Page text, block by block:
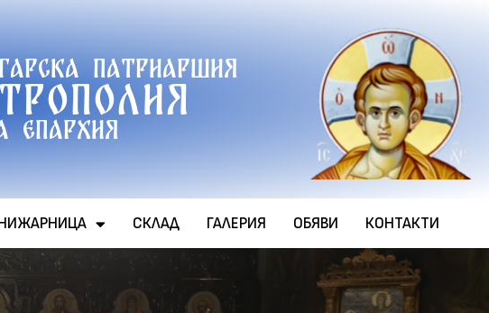
патриаршия
епархия
СКЛАД ГАЛЕРИЯ ОБЯВИ КОНТАКТИ